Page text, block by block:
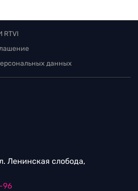
данных
Ленинская слобода,
96